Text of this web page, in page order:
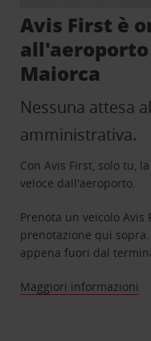
Avis First è
all'aeroporto
Maiorca
Nessuna attesa
amministrativa.
Con Avis First, solo tu,
veloce dall'aeroporto.
Prenota un veicolo
prenotazione qui
appena fuori dal
Maggiori informazioni